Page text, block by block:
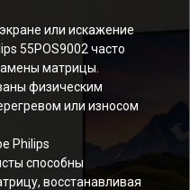
или искажение
55POS9002 часто
матрицы.
физическим
или износом
Philips
способны
восстанавливая